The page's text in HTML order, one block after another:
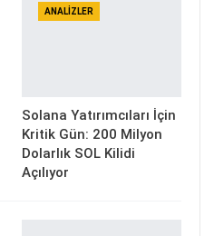
ANALIZLER
Solana Yatırımcıları İçin
Kritik Gün: 200 Milyon
Dolarlık SOL Kilidi
Açılıyor